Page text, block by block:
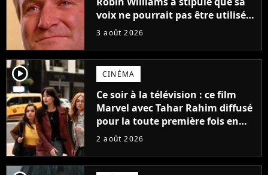
voix ne pourrait pas être utilisée
avant 2039, pourtant Disney
inédits
3 août 2026
player2 CINÉMA
Ce soir à la télévision : ce film
Marvel avec Tahar Rahim diffusé
pour la toute première fois en
France
2 août 2026